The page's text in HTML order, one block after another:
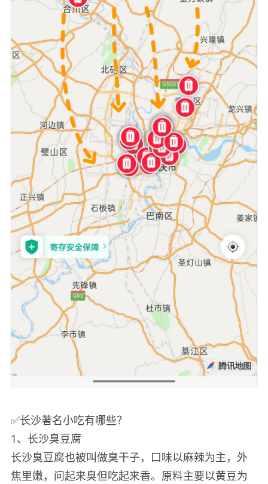
✅长沙著名小吃有哪些？
1、长沙臭豆腐
长沙臭豆腐也被叫做臭干子，口味以麻辣为主，外
焦里嫩，问起来臭但吃起来香。原料主要以黄豆为